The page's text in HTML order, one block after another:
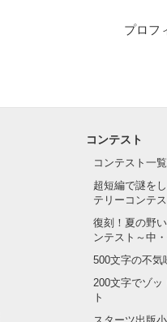
プロフ
コンテスト
コンテスト一覧
超短編で謎を
テリーコンテス
復刻！夏の野
ンテスト～中
500文字の不気
200文字でゾッ
ト